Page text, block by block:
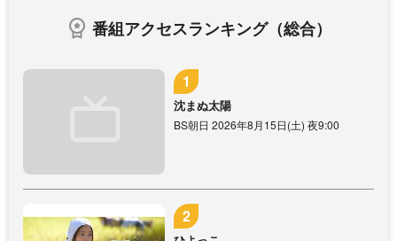
番組アクセスランキング（総合）
沈まぬ太陽
BS朝日 2026年8月15日(土) 夜9:00